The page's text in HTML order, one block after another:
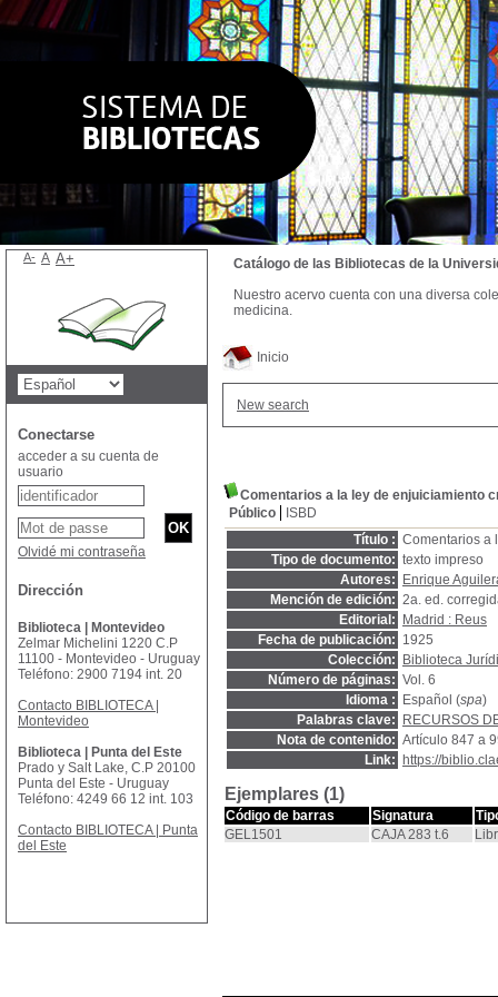
Inicio
New search
Comentarios a la ley de enjuiciamiento
Público
ISBD
Título : Comentarios a
Tipo de documento: texto impreso
Autores:
Enrique
Mención de edición: 2a. ed.
Editorial:
Madrid : Reus
Fecha de publicación: 1925
Colección:
Biblioteca
Número de páginas: Vol. 6
Idioma :
Español (spa)
Palabras clave:
RECURSOS
Nota de contenido: Artículo 847 a
Link:
https://
Ejemplares (1)
Código de barras Signatura
GEL1501
CAJA 283 t.6
Catálogo de las Bibliotecas de la
Nuestro acervo cuenta con una diversa
medicina.
A- A A+
Conectarse
acceder a su cuenta de
usuario
Olvidé mi contraseña
Dirección
Biblioteca | Montevideo
Zelmar Michelini 1220 C.P
11100 - Montevideo - Uruguay
Teléfono: 2900 7194 int. 20
Contacto BIBLIOTECA |
Montevideo
Biblioteca | Punta del Este
Prado y Salt Lake, C.P 20100
Punta del Este - Uruguay
Teléfono: 4249 66 12 int. 103
Contacto BIBLIOTECA | Punta
del Este